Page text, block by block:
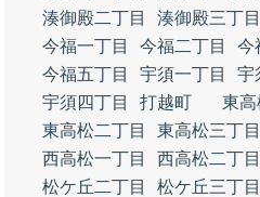
湊御殿二丁目
湊御殿三丁目
今福一丁目
今福二丁目 今
今福五丁目
宇須一丁目 宇
宇須四丁目
打越町
東高
東高松二丁目
東高松三丁目
西高松一丁目
西高松二丁目
松ケ丘二丁目
松ケ丘三丁目